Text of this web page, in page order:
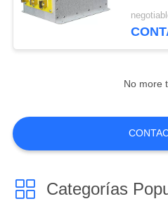
Resistor
de VFD
No more
Categorías